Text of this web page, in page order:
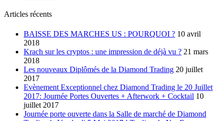
Articles récents
BAISSE DES MARCHES US : POURQUOI ? 10 avril
2018
Krach sur les cryptos : une impression de déjà vu ? 21 mars
2018
Les nouveaux Diplômés de la Diamond Trading 20 juillet
2017
Evènement Exceptionnel chez Diamond Trading le 20 Juillet
2017: Journée Portes Ouvertes + Afterwork + Cocktail 10
juillet 2017
Journée porte ouverte dans la Salle de marché de Diamond